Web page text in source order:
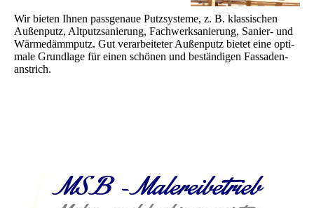
Wir bieten Ihnen passgenaue Putzsysteme, z. B. klassischen
Außenputz, Alt­putz­sa­nie­rung, Fachwerksanierung, Sanier- und
Wär­me­dämm­putz. Gut verarbeiteter Au­ßen­putz bietet eine op­ti­
male Grundlage für einen schönen und beständigen Fas­sa­den­
anstrich.